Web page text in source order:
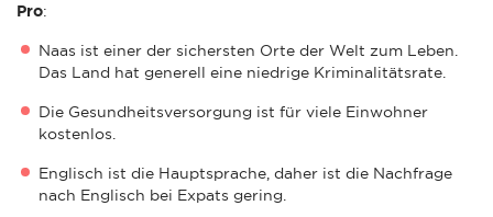
Pro:
Naas ist einer der sichersten Orte der Welt zum Leben.
Das Land hat generell eine niedrige Kriminalitätsrate.
Die Gesundheitsversorgung ist für viele Einwohner
kostenlos.
Englisch ist die Hauptsprache, daher ist die Nachfrage
nach Englisch bei Expats gering.